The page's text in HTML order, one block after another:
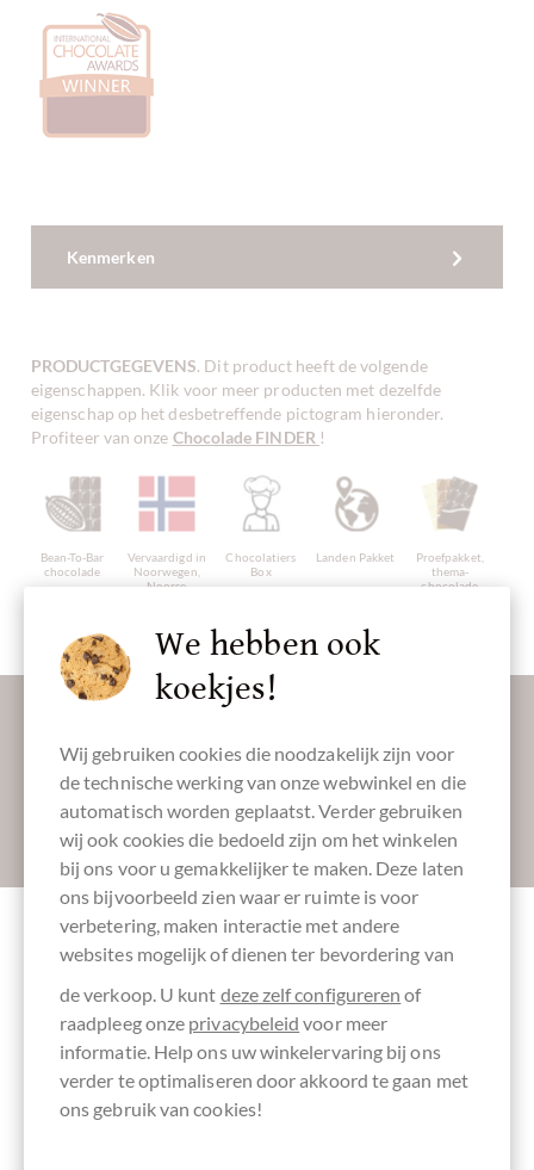
Kenmerken
PRODUCTGEGEVENS. Dit product heeft de volgende
eigenschappen. Klik voor meer producten met dezelfde
eigenschap op het desbetreffende pictogram hieronder.
Profiteer van onze Chocolade FINDER !
Bean-To-Bar
chocolade
Vervaardigd in
Noorwegen,
Noorse
Chocolatiers
Box
Landen Pakket
Proefpakket,
thema-
chocolade
Laat ons uw inbox verzoeten:
Absenden
Andere klanten beoordeelden Nordic
Edition Schokoladen Probierset
Schrijf het eerste overzicht en help andere klanten. Dank
u voor uw steun.
We hebben ook
koekjes!
Wij gebruiken cookies die noodzakelijk zijn voor
de technische werking van onze webwinkel en die
automatisch worden geplaatst. Verder gebruiken
wij ook cookies die bedoeld zijn om het winkelen
bij ons voor u gemakkelijker te maken. Deze laten
ons bijvoorbeeld zien waar er ruimte is voor
verbetering, maken interactie met andere
websites mogelijk of dienen ter bevordering van
de verkoop. U kunt deze zelf configureren of
raadpleeg onze privacybeleid voor meer
informatie. Help ons uw winkelervaring bij ons
verder te optimaliseren door akkoord te gaan met
ons gebruik van cookies!